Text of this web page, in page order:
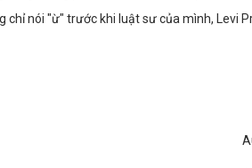
chỉ nói "ừ" trước khi luật sư của mình, Levi